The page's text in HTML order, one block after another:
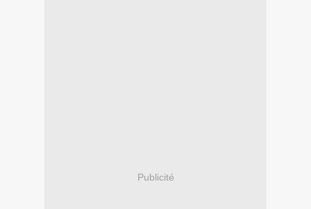
Publicité